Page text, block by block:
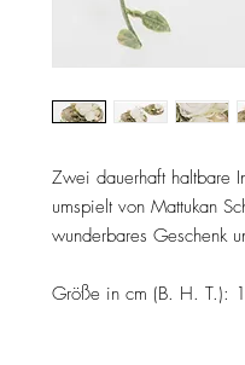
Zwei dauerhaft haltbare
umspielt von Mattukan
wunderbares Geschenk
Größe in cm (B. H. T.):